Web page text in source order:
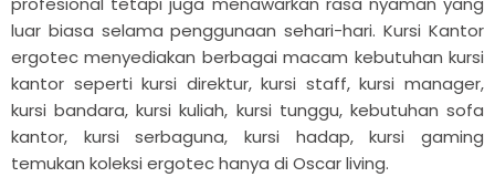
luar biasa selama penggunaan sehari-hari. Kursi Kantor
ergotec menyediakan berbagai macam kebutuhan kursi
kantor seperti kursi direktur, kursi staff, kursi manager,
kursi bandara, kursi kuliah, kursi tunggu, kebutuhan sofa
kantor, kursi serbaguna, kursi hadap, kursi gaming
temukan koleksi ergotec hanya di Oscar living.